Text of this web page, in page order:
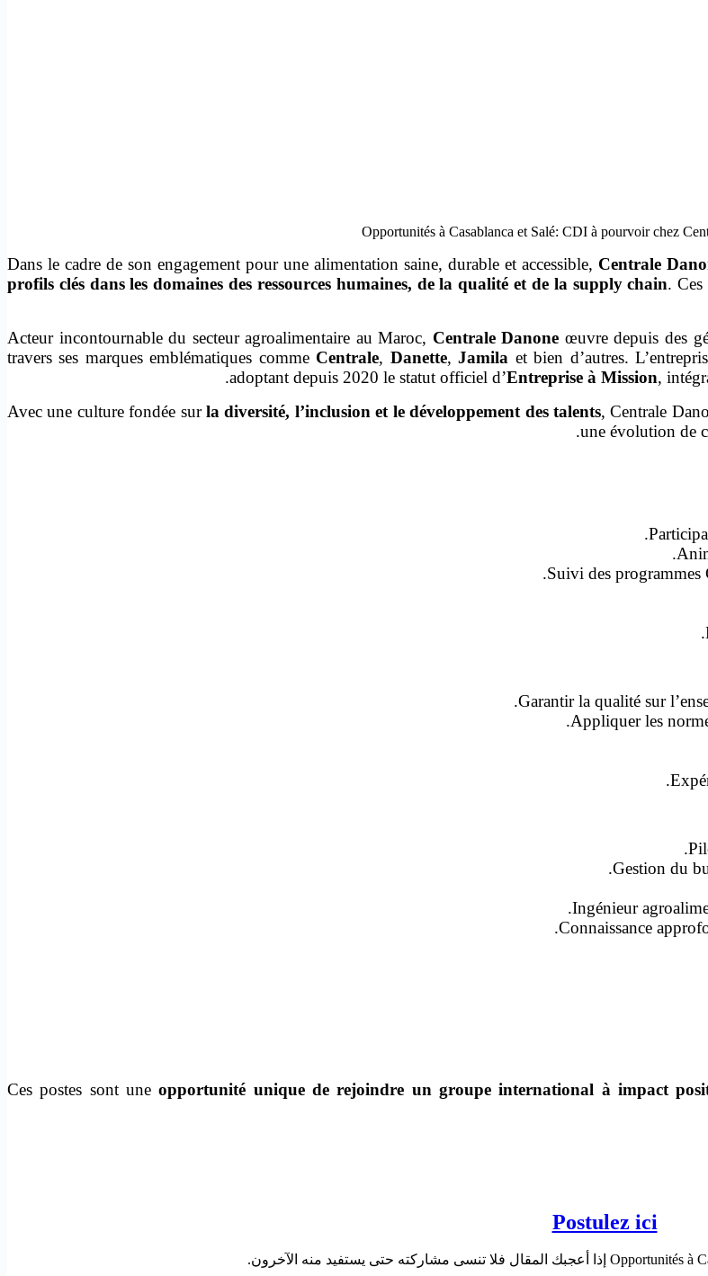
Dans le cadre de son engagement pour une alimentation saine, durable et accessible, Centrale
profils clés dans les domaines des ressources humaines, de la qualité et de la supply chain.
Acteur incontournable du secteur agroalimentaire au Maroc, Centrale Danone œuvre depuis des
travers ses marques emblématiques comme Centrale, Danette,Jamila et bien d’autres.
adoptant depuis 2020 le statut officiel d’Entreprise à Mission,
Avec une culture fondée surla diversité, l’inclusion et le développement des talents, Centrale
une évolution de
Suivi des programmes
Garantir la qualité sur
Appliquer les
Gestion du
Ingénieur
Connaissance
Ces postes sont uneopportunité unique de rejoindre un groupe international à impact
Postulez ici